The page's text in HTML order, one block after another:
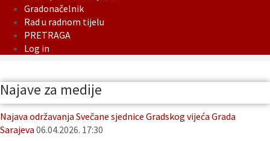
Gradonačelnik
Rad u radnom tijelu
PRETRAGA
Log in
Najave za medije
Najava održavanja Svečane sjednice Gradskog vijeća Grada
Sarajeva 06.04.2026. 17:30